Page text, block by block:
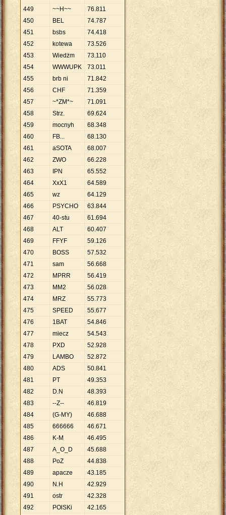
449
~~H~~ 76.811
450
BEL 74.787
451
bsbs 74.418
452
kotewa 73.526
453
Wiedżm 73.110
454
WWWUPK 73.011
455
brb ni 71.842
456
CHF 71.359
457
~*ZM*~ 71.091
458
Strz. 69.624
459
mocnyh 68.348
460
FB... 68.130
461
aSOTA 68.007
462
ZWO 66.228
463
IPN 65.552
464
XxX1 64.589
465
wz 64.129
466
PSYCHO 63.844
467
40-stu 61.694
468
ALT 60.407
469
FFYF 59.126
470
BOSS 57.532
471
sam 56.668
472
MPRR 56.419
473
MM2 56.028
474
MRZ 55.773
475
SPEED 55.677
476
1BAT 54.846
477
miecz 54.543
478
PXD 52.928
479
LAMBO 52.872
480
ADS 50.841
481
PT 49.353
482
D.N 48.393
483
--Z-- 46.819
484
(G-MY) 46.688
485
666666 46.671
486
K-M 46.495
487
A_O_D 45.688
488
PoZ 44.838
489
apacze 43.185
490
N.H 42.929
491
ostr 42.328
492
POlSKi 42.165